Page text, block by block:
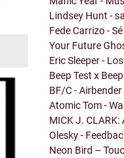
Lindsey Hunt -
Fede Carrizo -
Your Future
Eric Sleeper -
Beep Test x
BF/C - Airbender
Atomic Tom -
MICK J.
Olesky -
Neon Bird –